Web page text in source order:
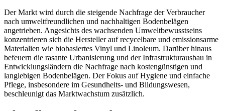
Der Markt wird durch die steigende Nachfrage der Verbraucher
nach umweltfreundlichen und nachhaltigen Bodenbelägen
angetrieben. Angesichts des wachsenden Umweltbewusstseins
konzentrieren sich die Hersteller auf recycelbare und emissionsarme
Materialien wie biobasiertes Vinyl und Linoleum. Darüber hinaus
befeuern die rasante Urbanisierung und der Infrastrukturausbau in
Entwicklungsländern die Nachfrage nach kostengünstigen und
langlebigen Bodenbelägen. Der Fokus auf Hygiene und einfache
Pflege, insbesondere im Gesundheits- und Bildungswesen,
beschleunigt das Marktwachstum zusätzlich.